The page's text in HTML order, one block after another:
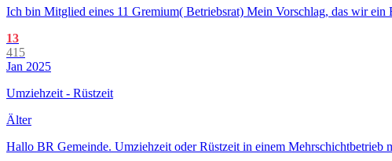
Ich bin Mitglied eines 11 Gremium( Betriebsrat) Mein Vorschlag, das wir ein
13
415
Jan 2025
Umziehzeit - Rüstzeit
Älter
Hallo BR Gemeinde. Umziehzeit oder Rüstzeit in einem Mehrschichtbetrieb